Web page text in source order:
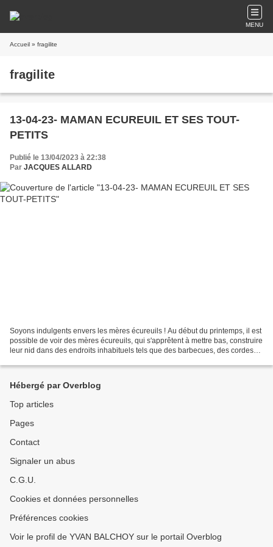
MENU
Accueil » fragilite
fragilite
13-04-23- MAMAN ECUREUIL ET SES TOUT-
PETITS
Publié le 13/04/2023 à 22:38
Par JACQUES ALLARD
Soyons indulgents envers les mères écureuils ! Au début du printemps, il est
possible de voir des mères écureuils, qui s'apprêtent à mettre bas, construire
leur nid dans des endroits inhabituels tels que des barbecues, des cordes
Hébergé par Overblog
Top articles
Pages
Contact
Signaler un abus
C.G.U.
Cookies et données personnelles
Préférences cookies
Voir le profil de YVAN BALCHOY sur le portail Overblog